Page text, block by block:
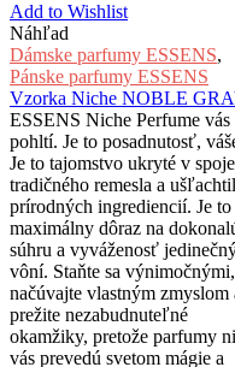
Add to Wishlist
Náhľad
Dámske parfumy ESSENS,
Pánske parfumy ESSENS
Vzorka Niche NOBLE
ESSENS Niche Perfume vás
pohltí. Je to posadnutosť,
Je to tajomstvo ukryté v
tradičného remesla a
prírodných ingrediencií. Je to
maximálny dôraz na
súhru a vyváženosť
vôní. Staňte sa výnimočnými,
načúvajte vlastným zmyslom
prežite nezabudnuteľné
okamžiky, pretože parfumy
vás prevedú svetom mágie a